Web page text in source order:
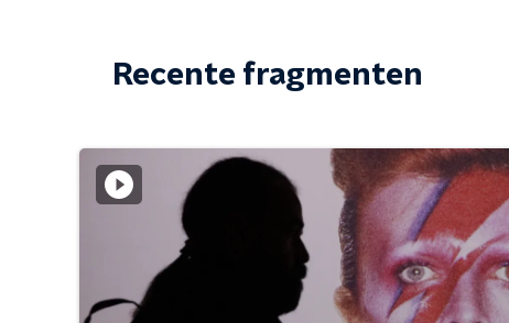
Recente fragmenten